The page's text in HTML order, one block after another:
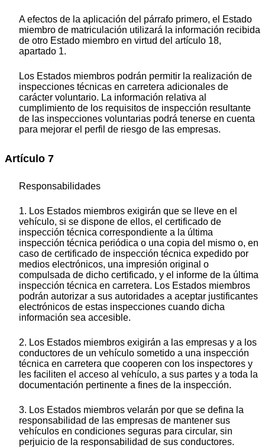
A efectos de la aplicación del párrafo primero, el Estado
miembro de matriculación utilizará la información recibida
de otro Estado miembro en virtud del artículo 18,
apartado 1.
Los Estados miembros podrán permitir la realización de
inspecciones técnicas en carretera adicionales de
carácter voluntario. La información relativa al
cumplimiento de los requisitos de inspección resultante
de las inspecciones voluntarias podrá tenerse en cuenta
para mejorar el perfil de riesgo de las empresas.
Artículo 7
Responsabilidades
1. Los Estados miembros exigirán que se lleve en el
vehículo, si se dispone de ellos, el certificado de
inspección técnica correspondiente a la última
inspección técnica periódica o una copia del mismo o, en
caso de certificado de inspección técnica expedido por
medios electrónicos, una impresión original o
compulsada de dicho certificado, y el informe de la última
inspección técnica en carretera. Los Estados miembros
podrán autorizar a sus autoridades a aceptar justificantes
electrónicos de estas inspecciones cuando dicha
información sea accesible.
2. Los Estados miembros exigirán a las empresas y a los
conductores de un vehículo sometido a una inspección
técnica en carretera que cooperen con los inspectores y
les faciliten el acceso al vehículo, a sus partes y a toda la
documentación pertinente a fines de la inspección.
3. Los Estados miembros velarán por que se defina la
responsabilidad de las empresas de mantener sus
vehículos en condiciones seguras para circular, sin
perjuicio de la responsabilidad de sus conductores.